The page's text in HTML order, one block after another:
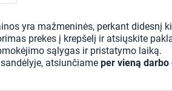
yra mažmeninės, perkant didesnį
prekes į krepšelį ir atsiųskite
sąlygas ir pristatymo laiką.
atsiunčiame per vieną darbo